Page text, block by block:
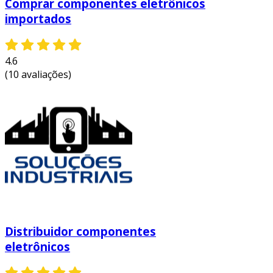
tablets dependem de circuitos integrados
e transistores.
automação residencial
atuadores que melhoram a eficiência
energética em casas.
fornecem diagnósticos precisos.
considerações finais
trabalhar com peças eletrônicas é tanto um
desafio quanto uma oportunidade. com a
incríveis e que podem revolucionar diversas
áreas. sempre que possível, busque atualizar
seus conhecimentos e fique por dentro das
inovações no setor.
Comprar componentes eletrônicos
importados
4.6
(10 avaliações)
Distribuidor componentes
eletrônicos